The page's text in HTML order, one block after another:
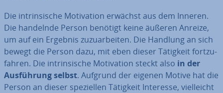
Die in­trin­si­sche Mo­ti­va­ti­on erwächst aus dem Inneren.
Die handelnde Person benötigt keine äußeren Anreize,
um auf ein Ergebnis zu­zu­ar­bei­ten. Die Handlung an sich
bewegt die Person dazu, mit eben dieser Tätigkeit fort­zu­
fah­ren. Die in­trin­si­sche Mo­ti­va­ti­on steckt also in der
Aus­füh­rung selbst. Aufgrund der eigenen Motive hat die
Person an dieser spe­zi­el­len Tätigkeit Interesse, viel­leicht